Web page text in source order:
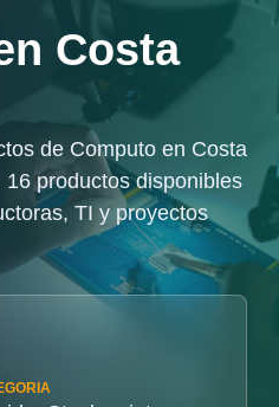
Costa
de Computo en Costa
productos disponibles
TI y proyectos